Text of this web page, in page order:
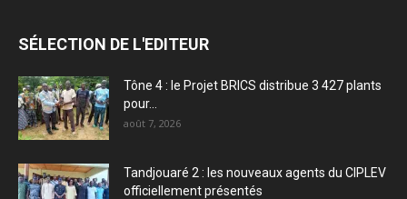
SÉLECTION DE L'EDITEUR
Tône 4 : le Projet BRICS distribue 3 427 plants
pour...
août 7, 2026
Tandjouaré 2 : les nouveaux agents du CIPLEV
officiellement présentés